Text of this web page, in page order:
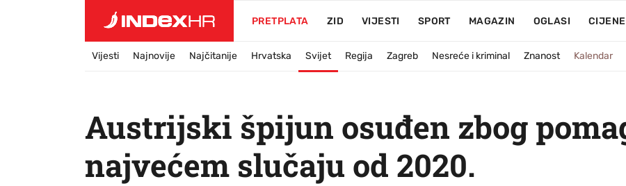
PRETPLATA ZID VIJESTI SPORT MAGAZIN OGLASI CIJENE
Vijesti Najnovije Najčitanije Hrvatska Svijet Regija Zagreb Nesreće i kriminal Znanost Kalendar
Austrijski špijun osuđen zbog
najvećem slučaju od 2020.